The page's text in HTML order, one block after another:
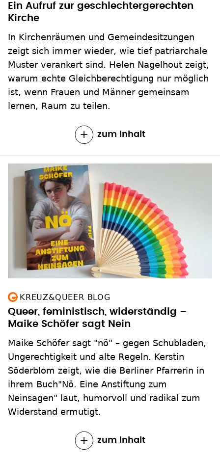
Ein Aufruf zur geschlechtergerechten
Kirche
In Kirchenräumen und Gemeindesitzungen
zeigt sich immer wieder, wie tief patriarchale
Muster verankert sind. Helen Nagelhout zeigt,
warum echte Gleichberechtigung nur möglich
ist, wenn Frauen und Männer gemeinsam
lernen, Raum zu teilen.
zum Inhalt
KREUZ&QUEER BLOG
Queer, feministisch, widerständig –
Maike Schöfer sagt Nein
Maike Schöfer sagt "nö" – gegen Schubladen,
Ungerechtigkeit und alte Regeln. Kerstin
Söderblom zeigt, wie die Berliner Pfarrerin in
ihrem Buch"Nö. Eine Anstiftung zum
Neinsagen" laut, humorvoll und radikal zum
Widerstand ermutigt.
zum Inhalt